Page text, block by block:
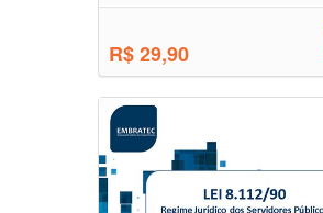
R$ 29,90